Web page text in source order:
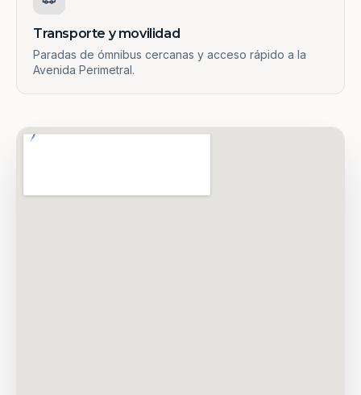
Transporte y movilidad
Paradas de ómnibus cercanas y acceso rápido a la
Avenida Perimetral.